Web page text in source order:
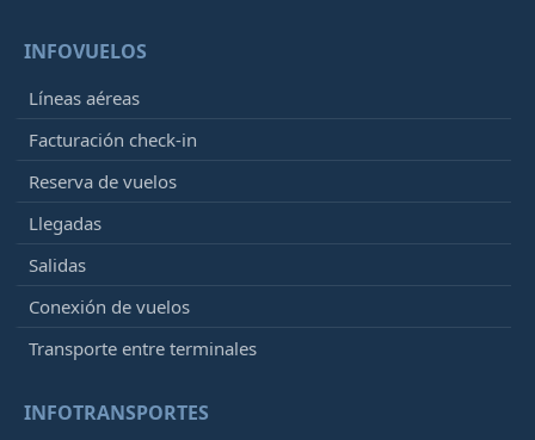
INFOVUELOS
Líneas aéreas
Facturación check-in
Reserva de vuelos
Llegadas
Salidas
Conexión de vuelos
Transporte entre terminales
INFOTRANSPORTES